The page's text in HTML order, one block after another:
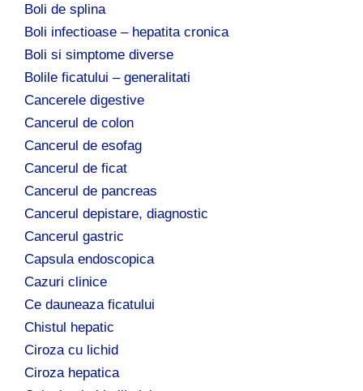
Boli de splina
Boli infectioase – hepatita cronica
Boli si simptome diverse
Bolile ficatului – generalitati
Cancerele digestive
Cancerul de colon
Cancerul de esofag
Cancerul de ficat
Cancerul de pancreas
Cancerul depistare, diagnostic
Cancerul gastric
Capsula endoscopica
Cazuri clinice
Ce dauneaza ficatului
Chistul hepatic
Ciroza cu lichid
Ciroza hepatica